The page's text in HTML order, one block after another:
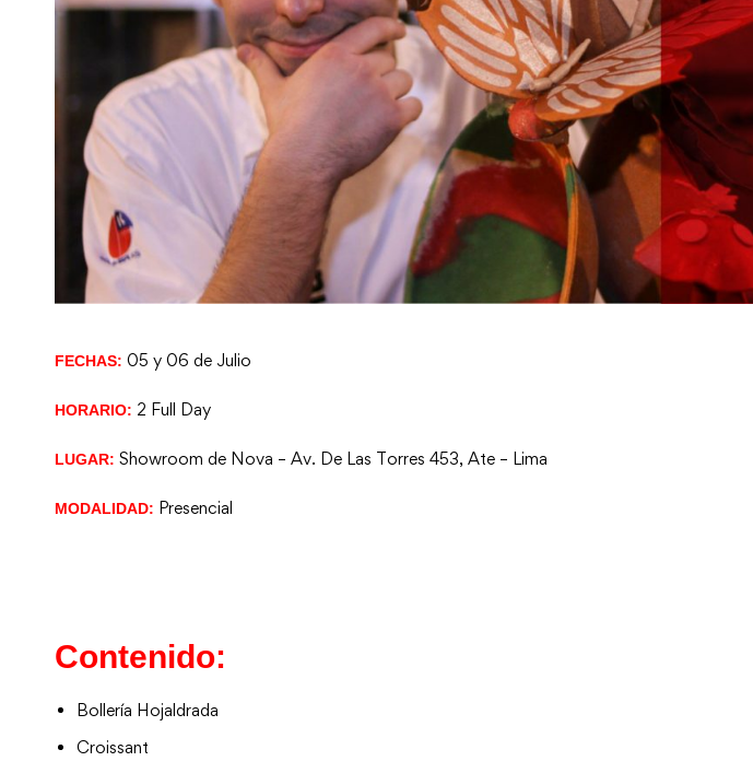
FECHAS: 05 y 06 de Julio
HORARIO: 2 Full Day
LUGAR: Showroom de Nova – Av. De Las Torres 453, Ate – Lima
MODALIDAD: Presencial
Contenido:
Bollería Hojaldrada
Croissant